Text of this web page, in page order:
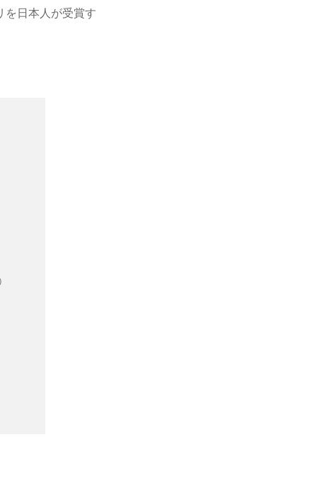
を日本人が受賞す